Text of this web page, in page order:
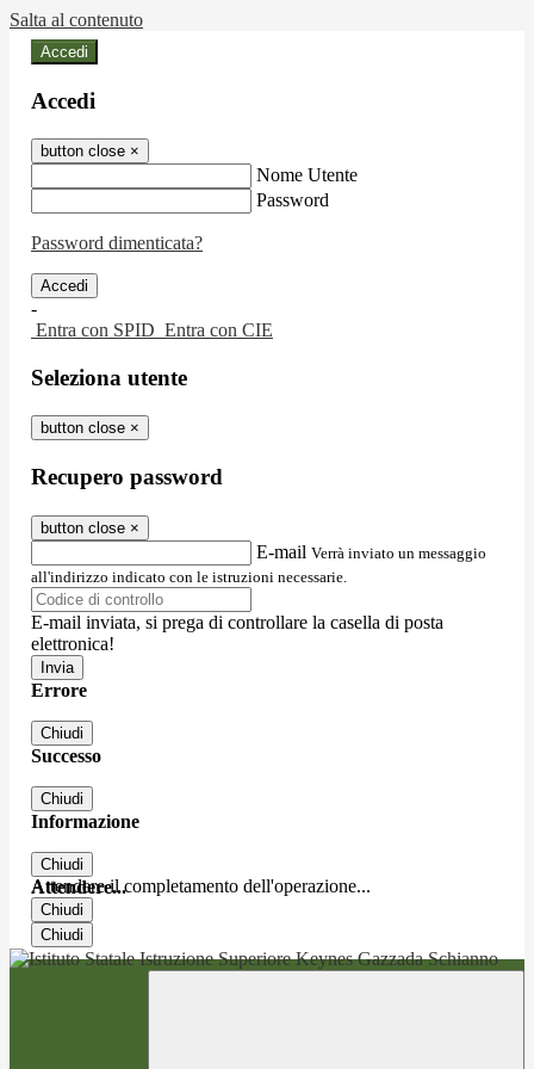
Salta al contenuto
Accedi
Accedi
button close ×
Nome Utente
Password
Password dimenticata?
-
Entra con SPID Entra con CIE
Seleziona utente
button close ×
Recupero password
button close ×
E-mail Verrà inviato un messaggio
all'indirizzo indicato con le istruzioni necessarie.
E-mail inviata, si prega di controllare la casella di posta
elettronica!
Errore
Chiudi
Successo
Chiudi
Informazione
Chiudi
Attendere...
Attendere il completamento dell'operazione...
Chiudi
Chiudi